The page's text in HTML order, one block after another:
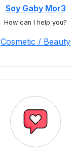
Soy Gaby Mor3
How can I help you?
Cosmetic / Beauty